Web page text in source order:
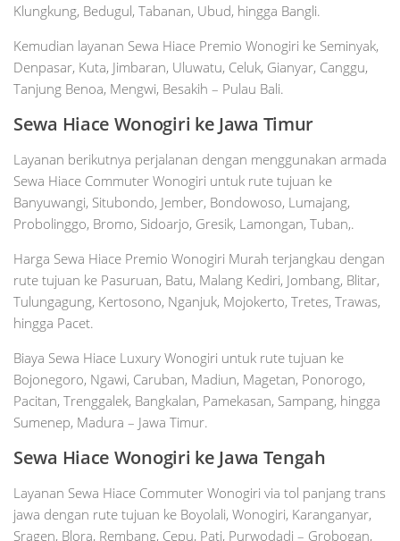
Klungkung, Bedugul, Tabanan, Ubud, hingga Bangli.
Kemudian layanan Sewa Hiace Premio Wonogiri ke Seminyak,
Denpasar, Kuta, Jimbaran, Uluwatu, Celuk, Gianyar, Canggu,
Tanjung Benoa, Mengwi, Besakih – Pulau Bali.
Sewa Hiace Wonogiri ke Jawa Timur
Layanan berikutnya perjalanan dengan menggunakan armada
Sewa Hiace Commuter Wonogiri untuk rute tujuan ke
Banyuwangi, Situbondo, Jember, Bondowoso, Lumajang,
Probolinggo, Bromo, Sidoarjo, Gresik, Lamongan, Tuban,.
Harga Sewa Hiace Premio Wonogiri Murah terjangkau dengan
rute tujuan ke Pasuruan, Batu, Malang Kediri, Jombang, Blitar,
Tulungagung, Kertosono, Nganjuk, Mojokerto, Tretes, Trawas,
hingga Pacet.
Biaya Sewa Hiace Luxury Wonogiri untuk rute tujuan ke
Bojonegoro, Ngawi, Caruban, Madiun, Magetan, Ponorogo,
Pacitan, Trenggalek, Bangkalan, Pamekasan, Sampang, hingga
Sumenep, Madura – Jawa Timur.
Sewa Hiace Wonogiri ke Jawa Tengah
Layanan Sewa Hiace Commuter Wonogiri via tol panjang trans
jawa dengan rute tujuan ke Boyolali, Wonogiri, Karanganyar,
Sragen, Blora, Rembang, Cepu, Pati, Purwodadi – Grobogan,